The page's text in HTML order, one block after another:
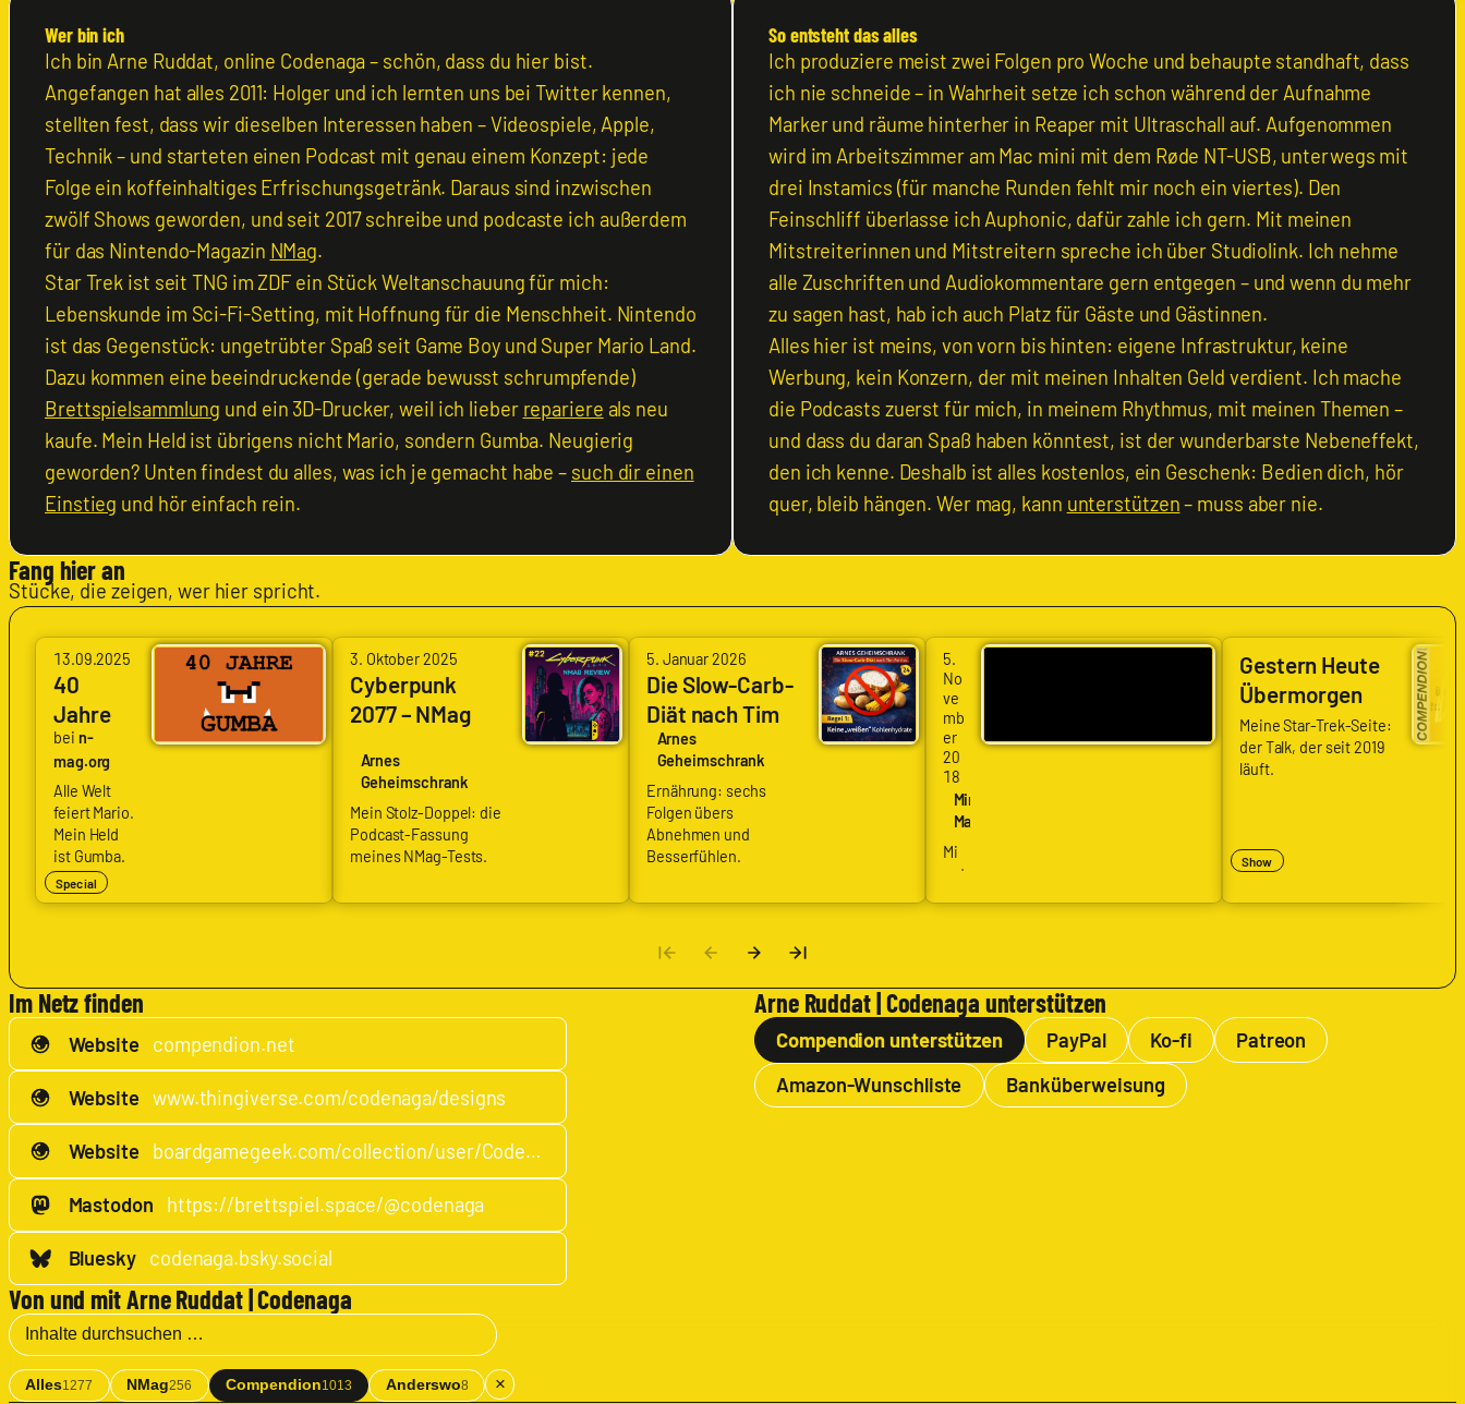
Wer bin ich
Ich bin Arne Ruddat, online Codenaga – schön, dass du hier bist.
Angefangen hat alles 2011: Holger und ich lernten uns bei Twitter kennen,
stellten fest, dass wir dieselben Interessen haben – Videospiele, Apple,
Technik – und starteten einen Podcast mit genau einem Konzept: jede
Folge ein koffeinhaltiges Erfrischungsgetränk. Daraus sind inzwischen
zwölf Shows geworden, und seit 2017 schreibe und podcaste ich außerdem
für das Nintendo-Magazin NMag.
Star Trek ist seit TNG im ZDF ein Stück Weltanschauung für mich:
Lebenskunde im Sci-Fi-Setting, mit Hoffnung für die Menschheit. Nintendo
ist das Gegenstück: ungetrübter Spaß seit Game Boy und Super Mario Land.
Dazu kommen eine beeindruckende (gerade bewusst schrumpfende)
Brettspielsammlung und ein 3D-Drucker, weil ich lieber repariere als neu
kaufe. Mein Held ist übrigens nicht Mario, sondern Gumba. Neugierig
geworden? Unten findest du alles, was ich je gemacht habe – such dir einen
Einstieg und hör einfach rein.
So entsteht das alles
Ich produziere meist zwei Folgen pro Woche und behaupte standhaft, dass
ich nie schneide – in Wahrheit setze ich schon während der Aufnahme
Marker und räume hinterher in Reaper mit Ultraschall auf. Aufgenommen
wird im Arbeitszimmer am Mac mini mit dem Røde NT-USB, unterwegs mit
drei Instamics (für manche Runden fehlt mir noch ein viertes). Den
Feinschliff überlasse ich Auphonic, dafür zahle ich gern. Mit meinen
Mitstreiterinnen und Mitstreitern spreche ich über Studiolink. Ich nehme
alle Zuschriften und Audiokommentare gern entgegen – und wenn du mehr
zu sagen hast, hab ich auch Platz für Gäste und Gästinnen.
Alles hier ist meins, von vorn bis hinten: eigene Infrastruktur, keine
Werbung, kein Konzern, der mit meinen Inhalten Geld verdient. Ich mache
die Podcasts zuerst für mich, in meinem Rhythmus, mit meinen Themen –
und dass du daran Spaß haben könntest, ist der wunderbarste Nebeneffekt,
den ich kenne. Deshalb ist alles kostenlos, ein Geschenk: Bedien dich, hör
quer, bleib hängen. Wer mag, kann unterstützen– muss aber nie.
Fang hier an
Stücke, die zeigen, wer hier spricht.
13.09.2025
40
Jahre
Gumba
bei n-
mag.org
Alle Welt
feiert Mario.
Mein Held
ist Gumba.
Special
3. Oktober 2025
Cyberpunk
2077 – NMag
Arnes
Geheimschrank
Mein Stolz-Doppel: die
Podcast-Fassung
meines NMag-Tests.
5. Januar 2026
Die Slow-Carb-
Diät nach Tim
Ferriss – Teil 1
Arnes
Geheimschrank
Ernährung: sechs
Folgen übers
Abnehmen und
Besserfühlen.
5.
No
ve
mb
er
20
18
M
W
M
1
Gr
ü
n
Minutenweise
Matrix
Mi
nut
,
ge
1:
Blö
del
Gestern Heute
Übermorgen
Meine Star-Trek-Seite:
der Talk, der seit 2019
läuft.
Show
Im Netz finden
Website compendion.net
Website www.thingiverse.com/codenaga/designs
Website boardgamegeek.com/collection/user/CodeNaga
Mastodon https://brettspiel.space/@codenaga
Bluesky codenaga.bsky.social
Arne Ruddat | Codenaga unterstützen
Compendion unterstützen PayPal Ko-fi
Patreon
Amazon-Wunschliste
Banküberweisung
Von und mit Arne Ruddat | Codenaga
Alles1277 NMag256 Compendion1013 Anderswo8 ×